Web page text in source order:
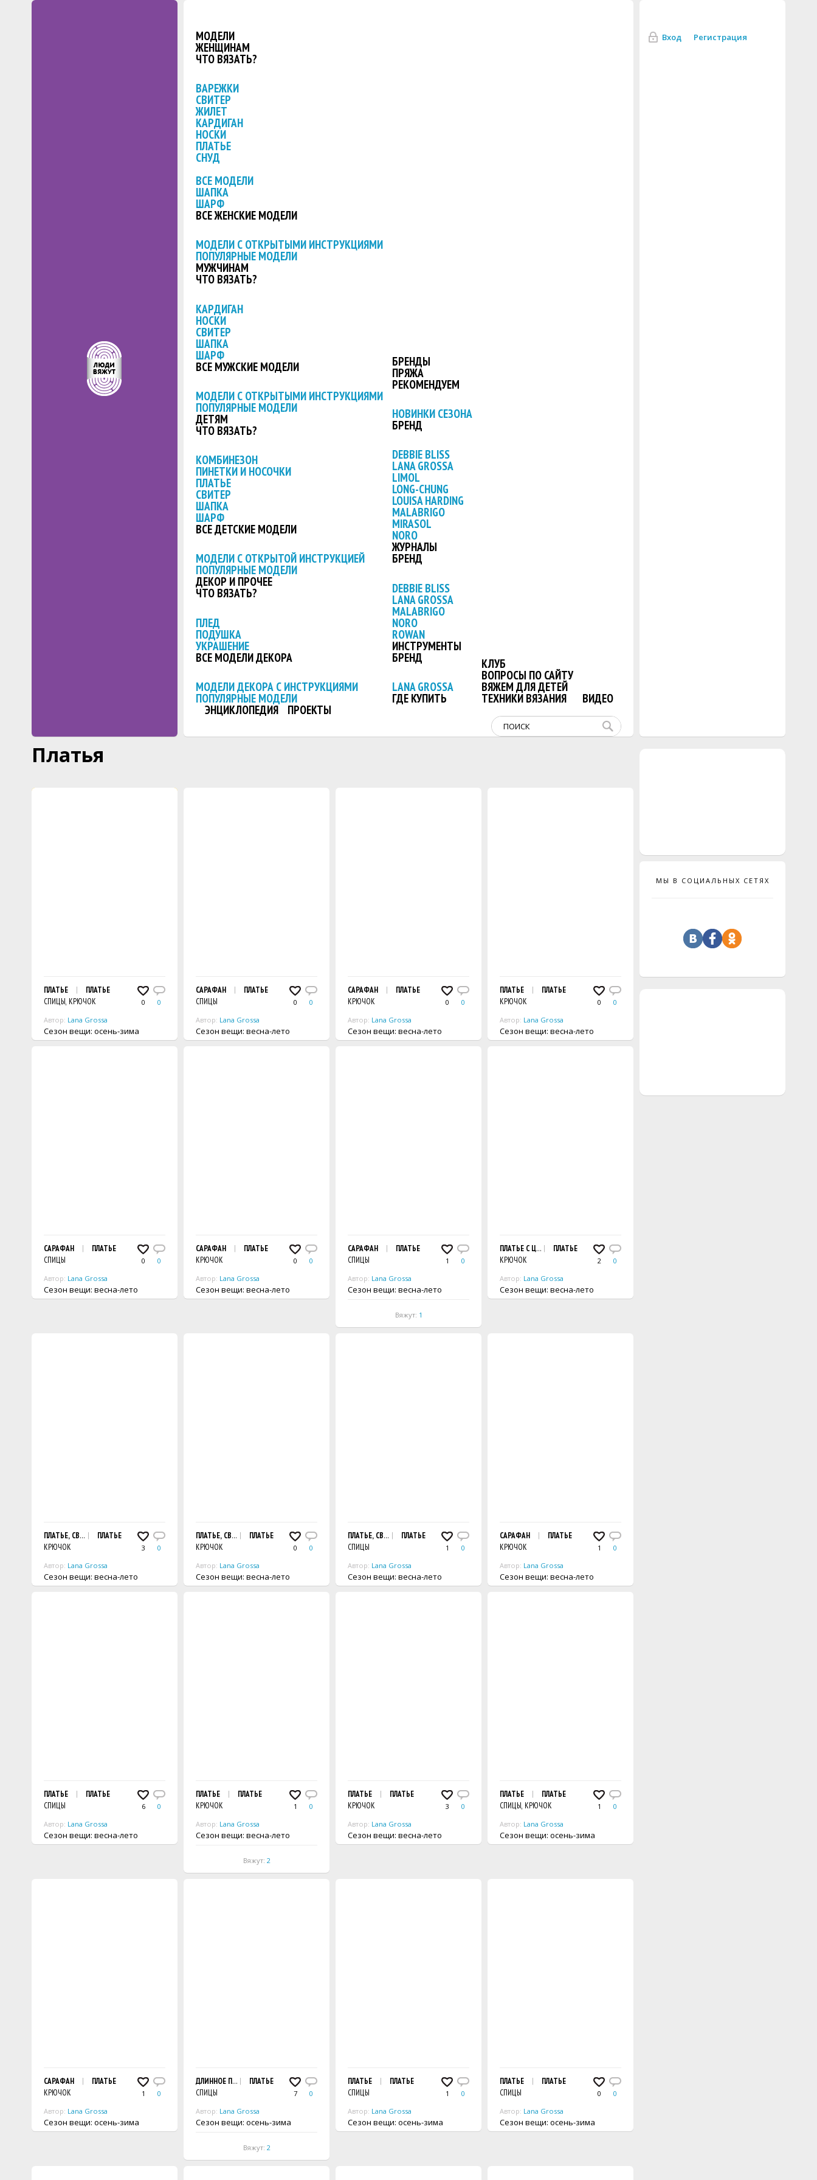
МОДЕЛИ
ЖЕНЩИНАМ
ЧТО ВЯЗАТЬ?
ВАРЕЖКИ
СВИТЕР
ЖИЛЕТ
КАРДИГАН
НОСКИ
ПЛАТЬЕ
СНУД
ВСЕ МОДЕЛИ
ШАПКА
ШАРФ
ВСЕ ЖЕНСКИЕ МОДЕЛИ
МОДЕЛИ С ОТКРЫТЫМИ ИНСТРУКЦИЯМИ
ПОПУЛЯРНЫЕ МОДЕЛИ
МУЖЧИНАМ
ЧТО ВЯЗАТЬ?
КАРДИГАН
НОСКИ
СВИТЕР
ШАПКА
ШАРФ
ВСЕ МУЖСКИЕ МОДЕЛИ
МОДЕЛИ С ОТКРЫТЫМИ ИНСТРУКЦИЯМИ
ПОПУЛЯРНЫЕ МОДЕЛИ
ДЕТЯМ
ЧТО ВЯЗАТЬ?
КОМБИНЕЗОН
ПИНЕТКИ И НОСОЧКИ
ПЛАТЬЕ
СВИТЕР
ШАПКА
ШАРФ
ВСЕ ДЕТСКИЕ МОДЕЛИ
МОДЕЛИ С ОТКРЫТОЙ ИНСТРУКЦИЕЙ
ПОПУЛЯРНЫЕ МОДЕЛИ
ДЕКОР И ПРОЧЕЕ
ЧТО ВЯЗАТЬ?
ПЛЕД
ПОДУШКА
УКРАШЕНИЕ
ВСЕ МОДЕЛИ ДЕКОРА
МОДЕЛИ ДЕКОРА С ИНСТРУКЦИЯМИ
ПОПУЛЯРНЫЕ МОДЕЛИ
БРЕНДЫ
ПРЯЖА
РЕКОМЕНДУЕМ
НОВИНКИ СЕЗОНА
БРЕНД
DEBBIE BLISS
LANA GROSSA
LIMOL
LONG-CHUNG
LOUISA HARDING
MALABRIGO
MIRASOL
NORO
ЖУРНАЛЫ
БРЕНД
DEBBIE BLISS
LANA GROSSA
MALABRIGO
NORO
ROWAN
ИНСТРУМЕНТЫ
БРЕНД
LANA GROSSA
ГДЕ КУПИТЬ
КЛУБ
ВОПРОСЫ ПО САЙТУ
ВЯЖЕМ ДЛЯ ДЕТЕЙ
ТЕХНИКИ ВЯЗАНИЯ ВИДЕО
ЭНЦИКЛОПЕДИЯ ПРОЕКТЫ
Вход Регистрация
Платья
0 0
ПЛАТЬЕ
ПЛАТЬЕ
СПИЦЫ, КРЮЧОК
Автор: Lana Grossa
Сезон вещи: осень-зима
0 0
САРАФАН
ПЛАТЬЕ
СПИЦЫ
Автор: Lana Grossa
Сезон вещи: весна-лето
0 0
САРАФАН
ПЛАТЬЕ
КРЮЧОК
Автор: Lana Grossa
Сезон вещи: весна-лето
0 0
ПЛАТЬЕ
ПЛАТЬЕ
КРЮЧОК
Автор: Lana Grossa
Сезон вещи: весна-лето
0 0
САРАФАН
ПЛАТЬЕ
СПИЦЫ
Автор: Lana Grossa
Сезон вещи: весна-лето
0 0
САРАФАН
ПЛАТЬЕ
КРЮЧОК
Автор: Lana Grossa
Сезон вещи: весна-лето
1 0
САРАФАН
ПЛАТЬЕ
СПИЦЫ
Автор: Lana Grossa
Сезон вещи: весна-лето
Вяжут: 1
2 0
ПЛАТЬЕ С ЦВЕТКАМИ, СВЯЗАННОЕ ФИЛЕЙНЫМ УЗОРОМ
ПЛАТЬЕ
КРЮЧОК
Автор: Lana Grossa
Сезон вещи: весна-лето
3 0
ПЛАТЬЕ, СВЯЗАННОЕ СТОЛБИКАМИ С НАКИДОМ И АРОЧНЫМ АЖУРНЫМ УЗОРОМ
ПЛАТЬЕ
КРЮЧОК
Автор: Lana Grossa
Сезон вещи: весна-лето
0 0
ПЛАТЬЕ, СВЯЗАННОЕ КОМБИНАЦИЕЙ ИЗ РАЗНЫХ УЗОРОВ
ПЛАТЬЕ
КРЮЧОК
Автор: Lana Grossa
Сезон вещи: весна-лето
1 0
ПЛАТЬЕ, СВЯЗАННОЕ ПОПЕРЕК
ПЛАТЬЕ
СПИЦЫ
Автор: Lana Grossa
Сезон вещи: весна-лето
1 0
САРАФАН
ПЛАТЬЕ
КРЮЧОК
Автор: Lana Grossa
Сезон вещи: весна-лето
6 0
ПЛАТЬЕ
ПЛАТЬЕ
СПИЦЫ
Автор: Lana Grossa
Сезон вещи: весна-лето
1 0
ПЛАТЬЕ
ПЛАТЬЕ
КРЮЧОК
Автор: Lana Grossa
Сезон вещи: весна-лето
Вяжут: 2
3 0
ПЛАТЬЕ
ПЛАТЬЕ
КРЮЧОК
Автор: Lana Grossa
Сезон вещи: весна-лето
1 0
ПЛАТЬЕ
ПЛАТЬЕ
СПИЦЫ, КРЮЧОК
Автор: Lana Grossa
Сезон вещи: осень-зима
1 0
САРАФАН
ПЛАТЬЕ
КРЮЧОК
Автор: Lana Grossa
Сезон вещи: осень-зима
7 0
ДЛИННОЕ ПЛАТЬЕПЛАТЬЕ
СПИЦЫ
Автор: Lana Grossa
Сезон вещи: осень-зима
Вяжут: 2
1 0
ПЛАТЬЕ
ПЛАТЬЕ
СПИЦЫ
Автор: Lana Grossa
Сезон вещи: осень-зима
0 0
ПЛАТЬЕ
ПЛАТЬЕ
СПИЦЫ
Автор: Lana Grossa
Сезон вещи: осень-зима
МЫ В СОЦИАЛЬНЫХ СЕТЯХ